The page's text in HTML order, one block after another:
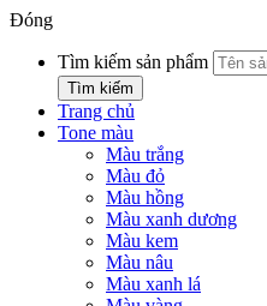
Đóng
Tìm kiếm sản phẩm
Tìm kiếm
Trang chủ
Tone màu
Màu trắng
Màu đỏ
Màu hồng
Màu xanh dương
Màu kem
Màu nâu
Màu xanh lá